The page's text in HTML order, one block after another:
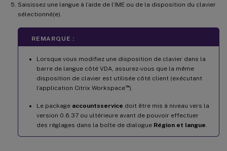
Saisissez une langue à l’aide de l’IME ou de la disposition du clavier
sélectionné(e).
REMARQUE :
Lorsque vous modifiez une disposition de clavier dans la
barre de langue côté VDA, assurez-vous que la même
disposition de clavier est utilisée côté client (exécutant
l’application Citrix Workspace™).
Le package accountsservice doit être mis à niveau vers la
version 0.6.37 ou ultérieure avant de pouvoir effectuer
des réglages dans la boîte de dialogue Région et langue